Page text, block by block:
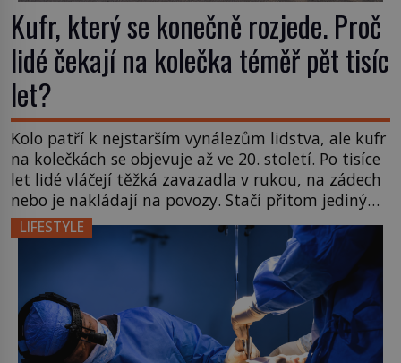
Kufr, který se konečně rozjede. Proč
lidé čekají na kolečka téměř pět tisíc
let?
Kolo patří k nejstarším vynálezům lidstva, ale kufr
na kolečkách se objevuje až ve 20. století. Po tisíce
let lidé vláčejí těžká zavazadla v rukou, na zádech
nebo je nakládají na povozy. Stačí přitom jediný
nápad, připevnit ke kufru kolečka. Jenže právě ten
nikdo dlouho nedostane. Až jednou se na letišti
LIFESTYLE